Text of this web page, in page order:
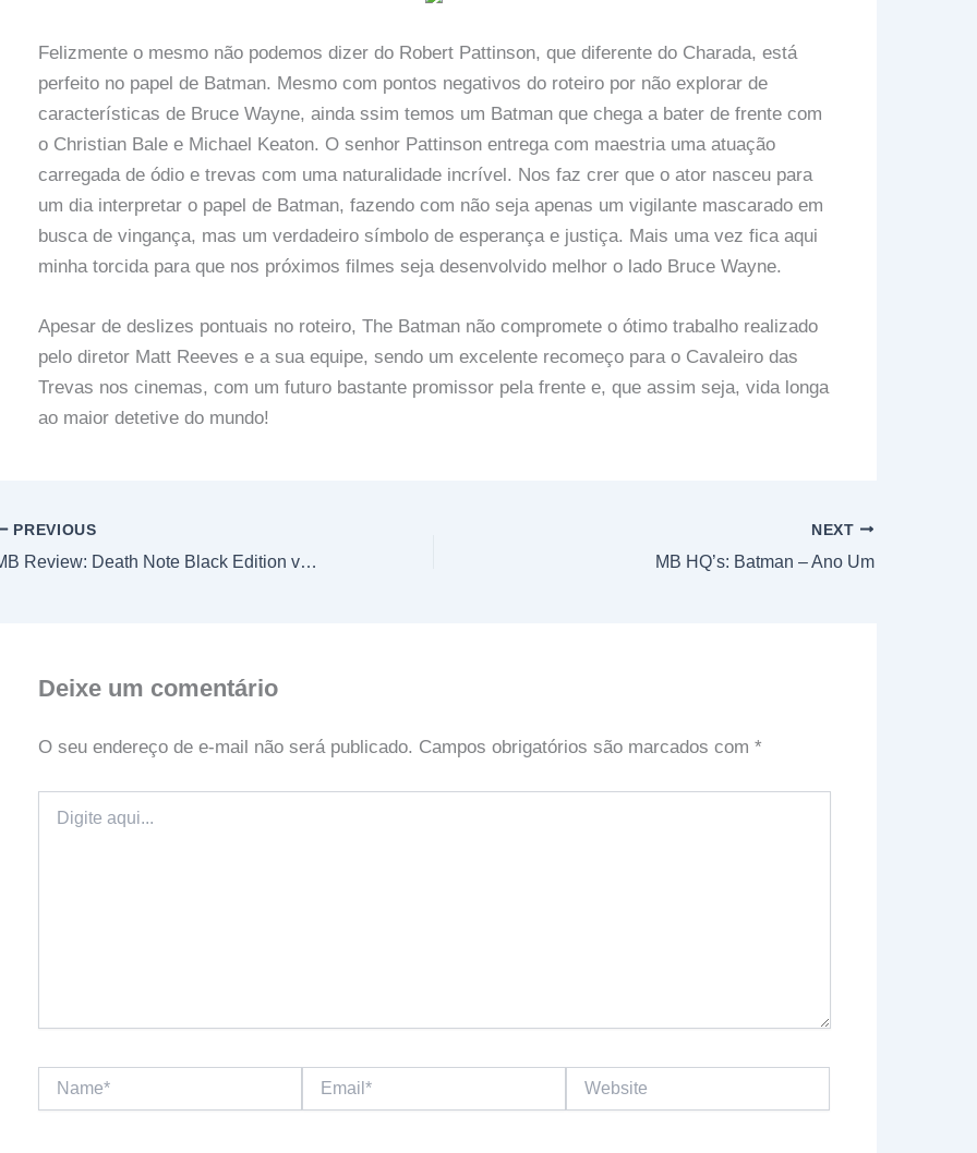
Felizmente o mesmo não podemos dizer do Robert Pattinson, que diferente do Charada, está
perfeito no papel de Batman. Mesmo com pontos negativos do roteiro por não explorar de
características de Bruce Wayne, ainda ssim temos um Batman que chega a bater de frente com
o Christian Bale e Michael Keaton. O senhor Pattinson entrega com maestria uma atuação
carregada de ódio e trevas com uma naturalidade incrível. Nos faz crer que o ator nasceu para
um dia interpretar o papel de Batman, fazendo com não seja apenas um vigilante mascarado em
busca de vingança, mas um verdadeiro símbolo de esperança e justiça. Mais uma vez fica aqui
minha torcida para que nos próximos filmes seja desenvolvido melhor o lado Bruce Wayne.
Apesar de deslizes pontuais no roteiro, The Batman não compromete o ótimo trabalho realizado
pelo diretor Matt Reeves e a sua equipe, sendo um excelente recomeço para o Cavaleiro das
Trevas nos cinemas, com um futuro bastante promissor pela frente e, que assim seja, vida longa
ao maior detetive do mundo!
PREVIOUS
MB Review: Death Note Black Edition vol. 5
NEXT
MB HQ’s: Batman – Ano Um
Deixe um comentário
O seu endereço de e-mail não será publicado. Campos obrigatórios são marcados com *
aqui...